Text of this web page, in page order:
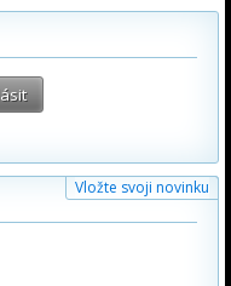
Vložte svoji novinku